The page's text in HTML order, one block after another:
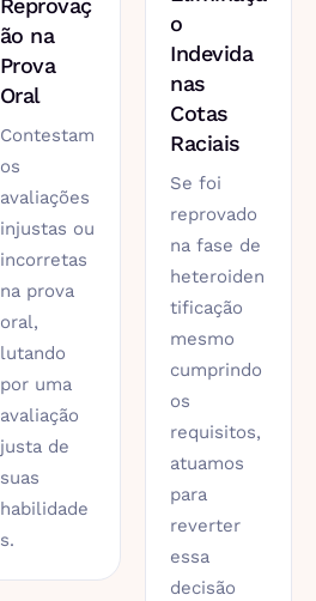
Reprovaç
ão na
Prova
Oral
Contestam
os
avaliações
injustas ou
incorretas
na prova
oral,
lutando
por uma
avaliação
justa de
suas
habilidade
s.
o
Indevida
nas
Cotas
Raciais
Se foi
reprovado
na fase de
heteroiden
tificação
mesmo
cumprindo
os
requisitos,
atuamos
para
reverter
essa
decisão